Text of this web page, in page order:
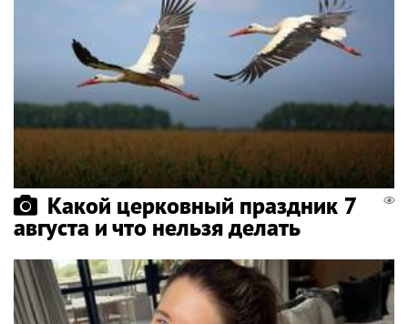
Какой церковный праздник 7
августа и что нельзя делать